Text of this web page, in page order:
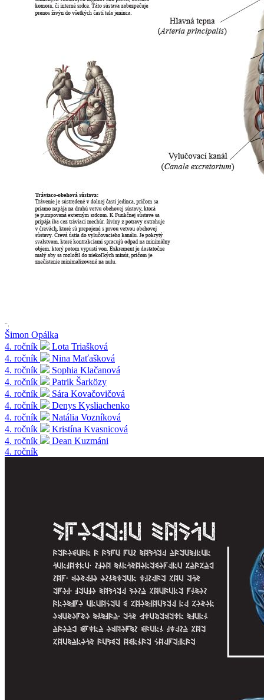
Šimon Opálka
4. ročník
Lota Triašková
4. ročník
Nina Maťašková
4. ročník
Sophia Klačanová
4. ročník
Patrik Šarközy
4. ročník
Sára Kovačovičová
4. ročník
Denys Kysliachenko
4. ročník
Natália Vozníková
4. ročník
Kristína Kvasnicová
4. ročník
Dean Kuzmáni
4. ročník